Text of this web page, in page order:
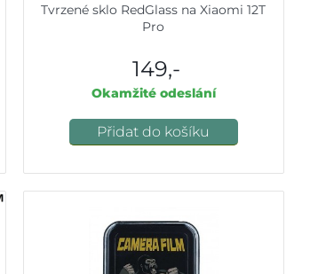
Tvrzené sklo RedGlass na Xiaomi 12T
Pro
149,-
Okamžité odeslání
Přidat do košíku